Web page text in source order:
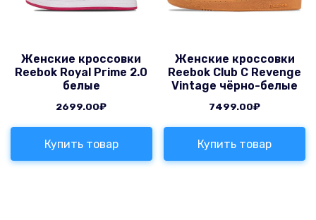
Женские кроссовки
Reebok Royal Prime 2.0
белые
2699.00₽
Купить товар
Женские кроссовки
Reebok Club C Revenge
Vintage чёрно-белые
7499.00₽
Купить товар